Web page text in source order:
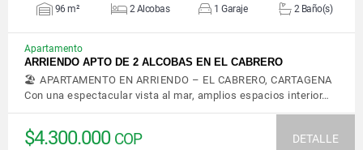
96 m² 2 Alcobas 1 Garaje 2 Baño(s)
Apartamento
ARRIENDO APTO DE 2 ALCOBAS EN EL CABRERO
🏖️ APARTAMENTO EN ARRIENDO – EL CABRERO, CARTAGENA
Con una espectacular vista al mar, amplios espacios interior…
$4.300.000 COP DETALLE